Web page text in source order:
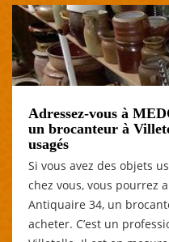
Adressez-vous à
un brocanteur à
usagés
Si vous avez des objets
chez vous, vous pourrez
Antiquaire 34, un
acheter. C’est un